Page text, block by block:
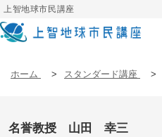
上智地球市民講座
ホーム > スタンダード講座 >
名誉教授 山田 幸三